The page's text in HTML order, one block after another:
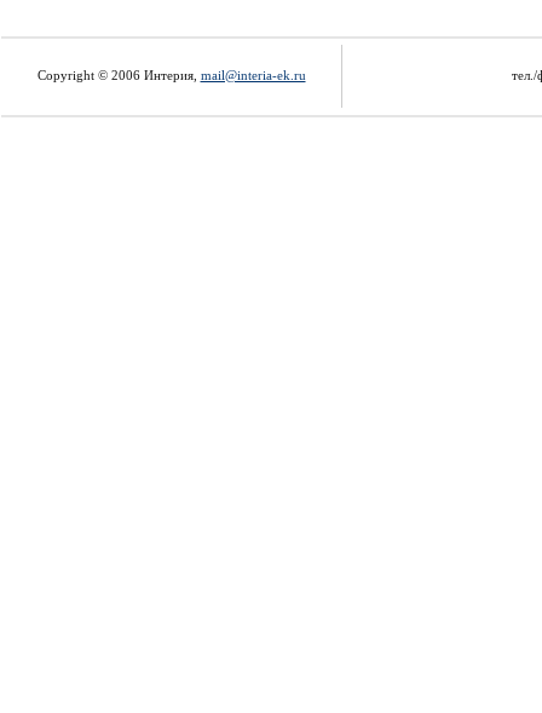
Copyright © 2006 Интерия, mail@interia-ek.ru